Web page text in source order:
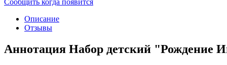
Описание
Отзывы
Аннотация Набор детский "Рождение